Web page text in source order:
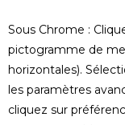
Sous Chrome :
pictogramme de
horizontales).
les paramètres
cliquez sur